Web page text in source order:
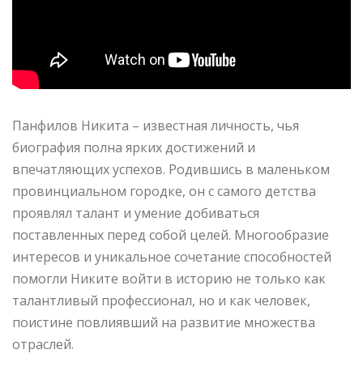
Панфилов Никита – известная личность, чья
биография полна ярких достижений и
впечатляющих успехов. Родившись в маленьком
провинциальном городке, он с самого детства
проявлял талант и умение добиваться
поставленных перед собой целей. Многообразие
интересов и уникальное сочетание способностей
помогли Никите войти в историю не только как
талантливый профессионал, но и как человек,
поистине повлиявший на развитие множества
отраслей.